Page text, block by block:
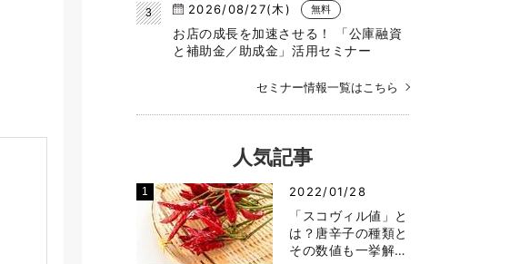
2026/08/27(木) 無料
お店の成長を加速させる！ 「公庫融資
と補助金／助成金」活用セミナー
セミナー情報一覧はこちら
人気記事
2022/01/28
「スコヴィル値」と
は？唐辛子の種類と
その数値も一挙解…